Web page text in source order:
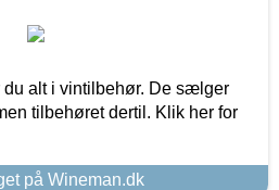
du alt i vintilbehør. De sælger
tilbehøret dertil. Klik her for
på Wineman.dk